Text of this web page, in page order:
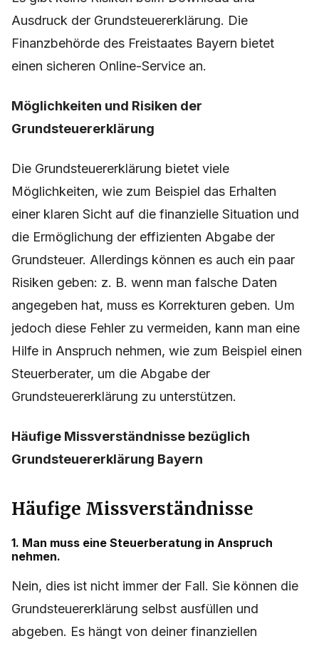
Ausdruck der Grundsteuererklärung. Die
Finanzbehörde des Freistaates Bayern bietet
einen sicheren Online-Service an.
Möglichkeiten und Risiken der
Grundsteuererklärung
Die Grundsteuererklärung bietet viele
Möglichkeiten, wie zum Beispiel das Erhalten
einer klaren Sicht auf die finanzielle Situation und
die Ermöglichung der effizienten Abgabe der
Grundsteuer. Allerdings können es auch ein paar
Risiken geben: z. B. wenn man falsche Daten
angegeben hat, muss es Korrekturen geben. Um
jedoch diese Fehler zu vermeiden, kann man eine
Hilfe in Anspruch nehmen, wie zum Beispiel einen
Steuerberater, um die Abgabe der
Grundsteuererklärung zu unterstützen.
Häufige Missverständnisse bezüglich
Grundsteuererklärung Bayern
Häufige Missverständnisse
1. Man muss eine Steuerberatung in Anspruch
nehmen.
Nein, dies ist nicht immer der Fall. Sie können die
Grundsteuererklärung selbst ausfüllen und
abgeben. Es hängt von deiner finanziellen